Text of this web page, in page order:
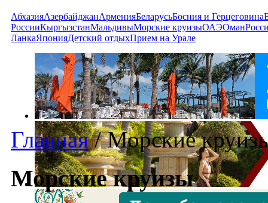
АбхазияАзербайджанАрменияБеларусьБосния и Герцеговина
РоссииКыргызстанМальдивыМорские круизыОАЭОман
ЛанкаЯпонияДетский отдыхПрием на Урале
Главная /Морские
Морские круизы